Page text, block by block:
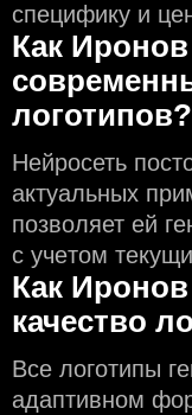
специфику и
Как
логотипов?
Нейросеть
актуальных
позволяет ей
с учeтом
Как
качество
Все логотипы
адаптивном